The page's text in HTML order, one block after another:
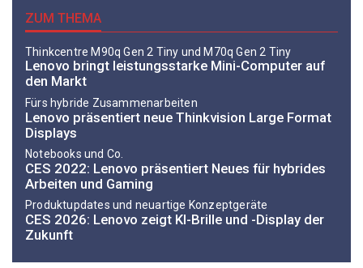
ZUM THEMA
Thinkcentre M90q Gen 2 Tiny und M70q Gen 2 Tiny
Lenovo bringt leistungsstarke Mini-Computer auf
den Markt
Fürs hybride Zusammenarbeiten
Lenovo präsentiert neue Thinkvision Large Format
Displays
Notebooks und Co.
CES 2022: Lenovo präsentiert Neues für hybrides
Arbeiten und Gaming
Produktupdates und neuartige Konzeptgeräte
CES 2026: Lenovo zeigt KI-Brille und -Display der
Zukunft